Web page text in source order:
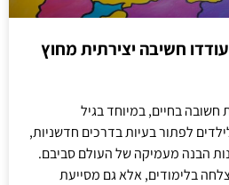
חשיבה יצירתית מחוץ
חשובה בחיים, במיוחד בגיל
לפתור בעיות בדרכים חדשניות,
הבנה מעמיקה של העולם סביבם.
בלימודים, אלא גם מסייעת